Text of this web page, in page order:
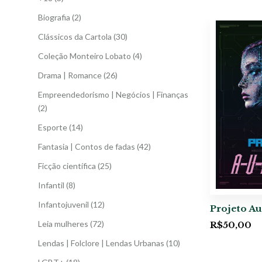
Biografia (2)
Clássicos da Cartola (30)
Coleção Monteiro Lobato (4)
Drama | Romance(26)
Empreendedorismo | Negócios | Finanças
(2)
Esporte(14)
Fantasia | Contos de fadas (42)
Ficção científica (25)
Infantil (8)
Infantojuvenil (12)
Leia mulheres (72)
Lendas | Folclore | Lendas Urbanas (10)
Projeto
R$50,00